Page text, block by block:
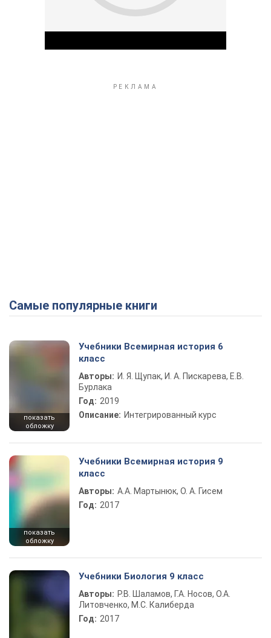
Самые популярные книги
показать
обложку
Учебники Всемирная история 6
класс
Авторы: И. Я. Щупак, И. А. Пискарева, Е.В.
Бурлака
Год: 2019
Описание: Интегрированный курс
показать
обложку
Учебники Всемирная история 9
класс
Авторы: А.А. Мартынюк, О. А. Гисем
Год: 2017
Учебники Биология 9 класс
Авторы: Р.В. Шаламов, Г.А. Носов, О.А.
Литовченко, М.С. Калиберда
Год: 2017